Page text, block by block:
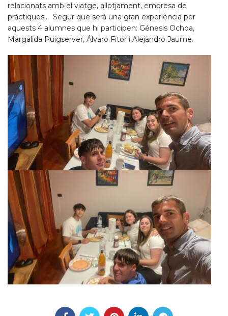
relacionats amb el viatge, allotjament, empresa de
pràctiques… Segur que serà una gran experiència per
aquests 4 alumnes que hi participen: Génesis Ochoa,
Margalida Puigserver, Álvaro Fitor i Alejandro Jaume.